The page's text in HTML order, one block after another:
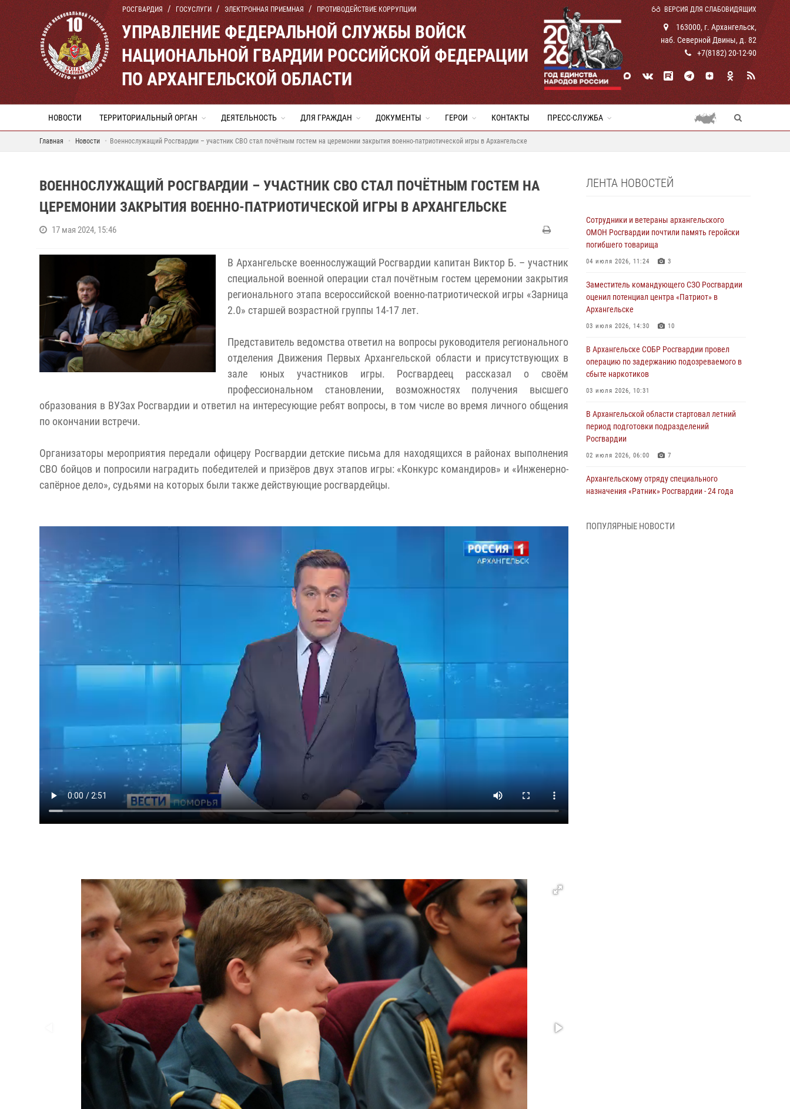
РОСГВАРДИЯ ГОСУСЛУГИ ЭЛЕКТРОННАЯ ПРИЕМНАЯ ПРОТИВОДЕЙСТВИЕ КОРРУПЦИИ ВЕРСИЯ ДЛЯ СЛАБОВИДЯЩИХ
УПРАВЛЕНИЕ ФЕДЕРАЛЬНОЙ СЛУЖБЫ ВОЙСК
НАЦИОНАЛЬНОЙ ГВАРДИИ РОССИЙСКОЙ ФЕДЕРАЦИИ
ПО АРХАНГЕЛЬСКОЙ ОБЛАСТИ
163000, г. Архангельск,
наб. Северной Двины, д. 82
+7(8182) 20-12-90
НОВОСТИ ТЕРРИТОРИАЛЬНЫЙ ОРГАН ДЕЯТЕЛЬНОСТЬ ДЛЯ ГРАЖДАН ДОКУМЕНТЫ ГЕРОИ КОНТАКТЫ ПРЕСС-СЛУЖБА
Главная Новости Военнослужащий Росгвардии – участник СВО стал почётным гостем на церемонии закрытия военно-патриотической игры в Архангельске
ВОЕННОСЛУЖАЩИЙ РОСГВАРДИИ – УЧАСТНИК СВО СТАЛ ПОЧЁТНЫМ ГОСТЕМ НА
ЦЕРЕМОНИИ ЗАКРЫТИЯ ВОЕННО-ПАТРИОТИЧЕСКОЙ ИГРЫ В АРХАНГЕЛЬСКЕ
17 мая 2024, 15:46
В Архангельске военнослужащий Росгвардии капитан Виктор Б. – участник
специальной военной операции стал почётным гостем церемонии закрытия
регионального этапа всероссийской военно-патриотической игры «Зарница
2.0» старшей возрастной группы 14-17 лет.
Представитель ведомства ответил на вопросы руководителя регионального
отделения Движения Первых Архангельской области и присутствующих в
зале юных участников игры. Росгвардеец рассказал о своём
профессиональном становлении, возможностях получения высшего
образования в ВУЗах Росгвардии и ответил на интересующие ребят вопросы, в том числе во время личного общения
по окончании встречи.
Организаторы мероприятия передали офицеру Росгвардии детские письма для находящихся в районах выполнения
СВО бойцов и попросили наградить победителей и призёров двух этапов игры: «Конкурс командиров» и «Инженерно-
сапёрное дело», судьями на которых были также действующие росгвардейцы.
ЛЕНТА НОВОСТЕЙ
Сотрудники и ветераны архангельского
ОМОН Росгвардии почтили память геройски
погибшего товарища
04 июля 2026, 11:24 3
Заместитель командующего СЗО Росгвардии
оценил потенциал центра «Патриот» в
Архангельске
03 июля 2026, 14:30 10
В Архангельске СОБР Росгвардии провел
операцию по задержанию подозреваемого в
сбыте наркотиков
03 июля 2026, 10:31
В Архангельской области стартовал летний
период подготовки подразделений
Росгвардии
02 июля 2026, 06:00 7
Архангельскому отряду специального
назначения «Ратник» Росгвардии - 24 года
В Управлении Росгвардии по Архангельской
ПОПУЛЯРНЫЕ НОВОСТИ